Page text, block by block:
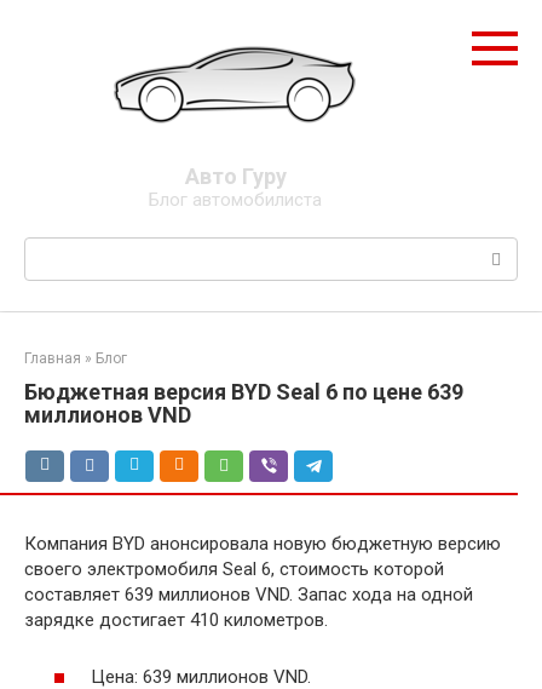
Авто Гуру
Блог автомобилиста
Поиск:
Главная » Блог
Бюджетная версия BYD Seal 6 по цене 639
миллионов VND
Компания BYD анонсировала новую бюджетную версию
своего электромобиля Seal 6, стоимость которой
составляет 639 миллионов VND. Запас хода на одной
зарядке достигает 410 километров.
Цена: 639 миллионов VND.